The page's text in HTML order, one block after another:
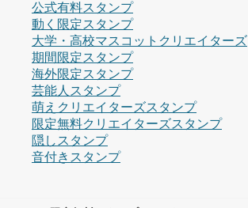
公式有料スタンプ
動く限定スタンプ
大学・高校マスコットクリエイターズ
期間限定スタンプ
海外限定スタンプ
芸能人スタンプ
萌えクリエイターズスタンプ
限定無料クリエイターズスタンプ
隠しスタンプ
音付きスタンプ